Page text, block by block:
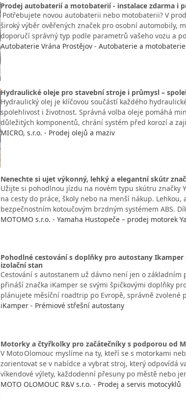
Prodej autobaterií a motobaterií - instalace zdarma i
Potřebujete novou autobaterii nebo motobaterii? V
široký výběr ověřených značek pro osobní automobily,
doporučí správný typ podle parametrů vašeho vozu a
Autobaterie Vrána Prostějov - Autobaterie a
Hydraulické oleje pro stavební stroje i průmysl –
Hydraulický olej je klíčovou součástí každého
spolehlivost i životnost. Správná volba oleje pomáhá
důležitých komponentů, chrání systém před korozí a
MICRO, s.r.o. - Prodej olejů a maziv
Nenechte si ujet výkonný, lehký a elegantní skútr
Užijte si pohodlnou jízdu na novém typu skútru značky
na cesty do práce, školy nebo na menší nákup.
bezpečnostním kotoučovým brzdným systémem ABS.
MOTOMO s.r.o. - Yamaha Hustopeče – prodej motorek
Pohodlné cestování s doplňky pro autostany
izolační stan
Cestování s autostanem už dávno není jen o
přináší značka iKamper se svými špičkovými doplňky
plánujete měsíční roadtrip po Evropě, správně zvolené
iKamper - Prémiové střešní autostany
Motorky a čtyřkolky pro začátečníky s podporou od
V Moto Olomouc myslíme na ty, kteří se s motorkami
zorientovat se v nabídce a vybrat stroj, který odpovídá
víkendové výlety, každodenní přesuny po městě nebo
MOTO OLOMOUC R&V s.r.o. - Prodej a servis motocyklů